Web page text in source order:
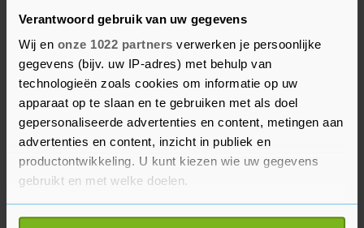
Verantwoord gebruik van uw gegevens
Wij en onze 1022 partners verwerken je persoonlijke
gegevens (bijv. uw IP-adres) met behulp van
technologieën zoals cookies om informatie op uw
apparaat op te slaan en te gebruiken met als doel
gepersonaliseerde advertenties en content, metingen aan
advertenties en content, inzicht in publiek en
productontwikkeling. U kunt kiezen wie uw gegevens
gebruikt en met welke doelen.
Als u het toestaat, willen we ook graag:
volgend jaar, en dat we nauwer betrokken
zouden zijn geweest bij het proces." Ze wil dat
Aruba, Bonaire, Curaçao, Saba, Sint-Maarten,
Sint-Eustatius en Suriname betrokken worden bij
de verdere uitwerking van de plannen.
Namens de Nederlandse regering was
staatssecretaris Eric van der Burg (Justitie en
Veiligheid) naar Aruba gegaan.